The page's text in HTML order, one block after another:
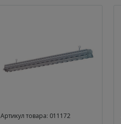
Артикул товара: 011172